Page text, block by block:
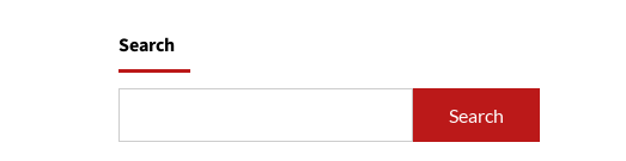
Search
Search